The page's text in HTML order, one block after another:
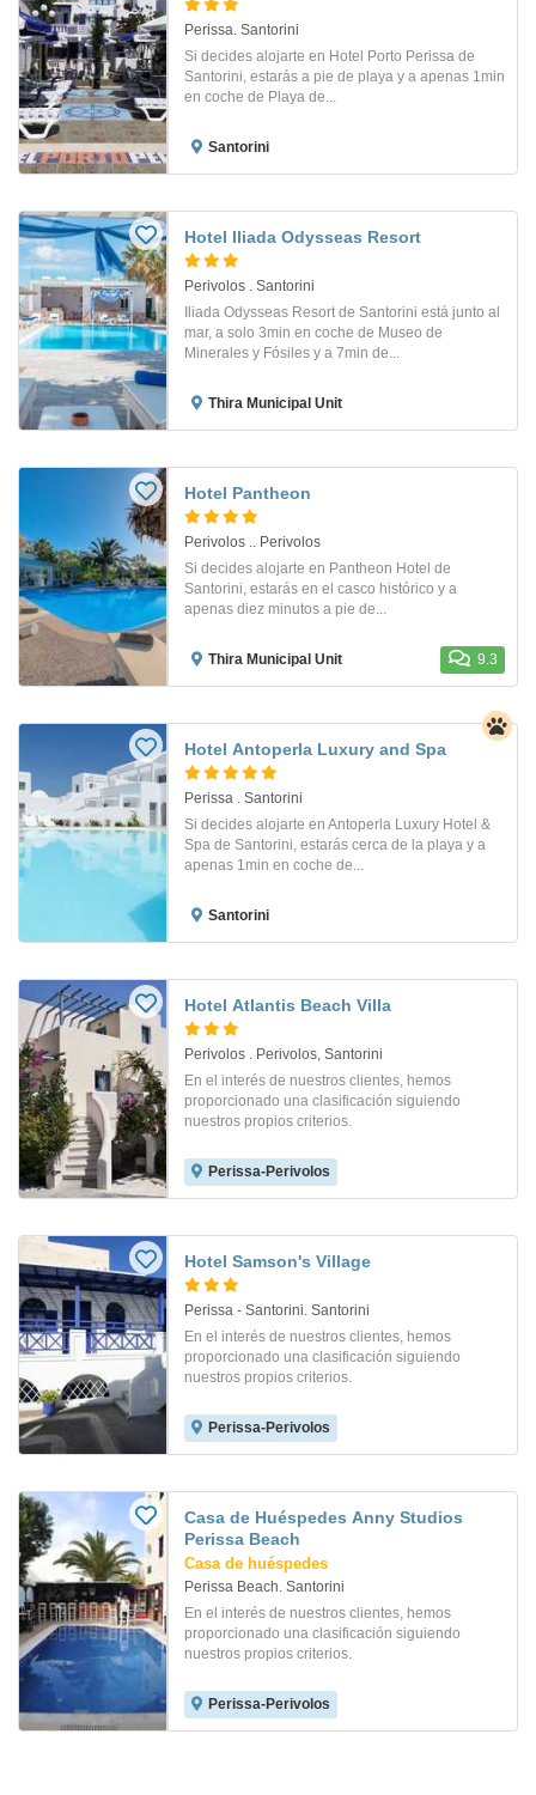
Perissa. Santorini
Si decides alojarte en Hotel Porto Perissa de
Santorini, estarás a pie de playa y a apenas 1min
en coche de Playa de...
Santorini
Hotel Iliada Odysseas Resort
Perivolos . Santorini
Iliada Odysseas Resort de Santorini está junto al
mar, a solo 3min en coche de Museo de
Minerales y Fósiles y a 7min de...
Thira Municipal Unit
Hotel Pantheon
Perivolos .. Perivolos
Si decides alojarte en Pantheon Hotel de
Santorini, estarás en el casco histórico y a
apenas diez minutos a pie de...
Thira Municipal Unit 9.3
Hotel Antoperla Luxury and Spa
Perissa . Santorini
Si decides alojarte en Antoperla Luxury Hotel &
Spa de Santorini, estarás cerca de la playa y a
apenas 1min en coche de...
Santorini
Hotel Atlantis Beach Villa
Perivolos . Perivolos, Santorini
En el interés de nuestros clientes, hemos
proporcionado una clasificación siguiendo
nuestros propios criterios.
Perissa-Perivolos
Hotel Samson's Village
Perissa - Santorini. Santorini
En el interés de nuestros clientes, hemos
proporcionado una clasificación siguiendo
nuestros propios criterios.
Perissa-Perivolos
Casa de Huéspedes Anny Studios
Perissa Beach
Casa de huéspedes
Perissa Beach. Santorini
En el interés de nuestros clientes, hemos
proporcionado una clasificación siguiendo
nuestros propios criterios.
Perissa-Perivolos